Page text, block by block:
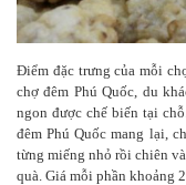
Điểm đặc trưng của mỗi
chợ đêm Phú Quốc, du
ngon được chế biến tại
đêm Phú Quốc mang lại,
từng miếng nhỏ rồi chiên
quà. Giá mỗi phần khoảng